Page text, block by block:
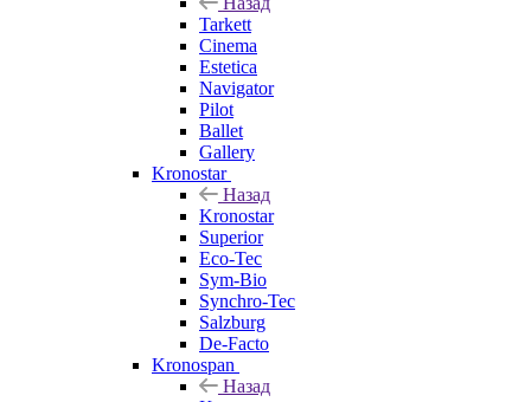
Tarkett
Cinema
Estetica
Navigator
Pilot
Ballet
Gallery
Kronostar
Назад
Kronostar
Superior
Eco-Tec
Sym-Bio
Synchro-Tec
Salzburg
De-Facto
Kronospan
Назад